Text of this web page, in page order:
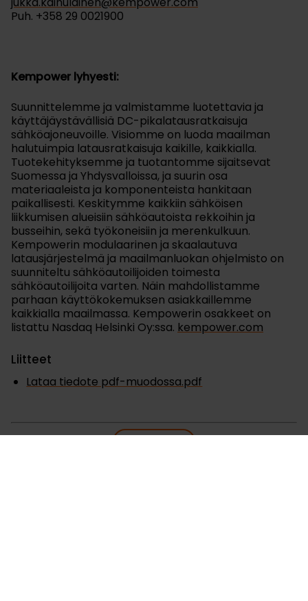
Puh. +358 29 0021900
Kempower lyhyesti:
Suunnittelemme ja valmistamme luotettavia ja
käyttäjäystävällisiä DC-pikalatausratkaisuja
sähköajoneuvoille. Visiomme on luoda maailman
halutuimpia latausratkaisuja kaikille, kaikkialla.
Tuotekehityksemme ja tuotantomme sijaitsevat
Suomessa ja Yhdysvalloissa, ja suurin osa
materiaaleista ja komponenteista hankitaan
paikallisesti. Keskitymme kaikkiin sähköisen
liikkumisen alueisiin sähköautoista rekkoihin ja
busseihin, sekä työkoneisiin ja merenkulkuun.
Kempowerin modulaarinen ja skaalautuva
latausjärjestelmä ja maailmanluokan ohjelmisto on
suunniteltu sähköautoilijoiden toimesta
sähköautoilijoita varten. Näin mahdollistamme
parhaan käyttökokemuksen asiakkaillemme
kaikkialla maailmassa. Kempowerin osakkeet on
listattu Nasdaq Helsinki Oy:ssa. kempower.com
Liitteet
Lataa tiedote pdf-muodossa.pdf